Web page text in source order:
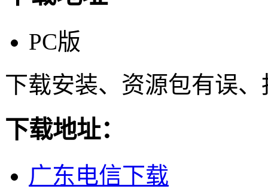
PC版
下载安装、资源包有误
下载地址：
广东电信下载